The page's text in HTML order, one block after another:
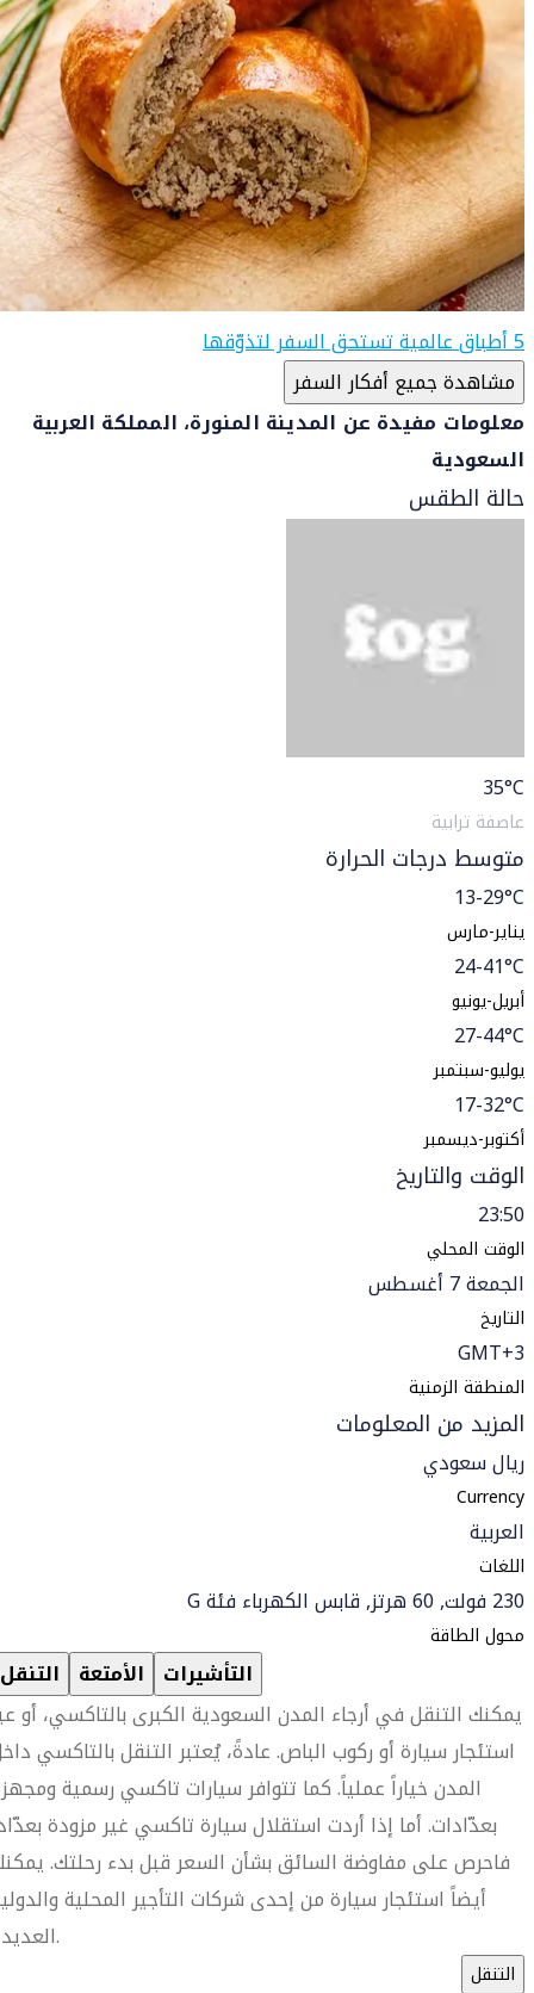
5 أطباق عالمية تستحق السفر لتذوّقها
مشاهدة جميع أفكار السفر
معلومات مفيدة عن المدينة المنورة، المملكة العربية
السعودية
حالة الطقس
35°C
عاصفة ترابية
متوسط درجات الحرارة
13-29°C
يناير-مارس
24-41°C
أبريل-يونيو
27-44°C
يوليو-سبتمبر
17-32°C
أكتوبر-ديسمبر
الوقت والتاريخ
23:50
الوقت المحلي
الجمعة 7 أغسطس
التاريخ
GMT+3
المنطقة الزمنية
المزيد من المعلومات
ريال سعودي
Currency
العربية
اللغات
230 فولت, 60 هرتز, قابس الكهرباء فئة G
محول الطاقة
التنقل الأمتعة التأشيرات
يمكنك التنقل في أرجاء المدن السعودية الكبرى بالتاكسي، أو
استئجار سيارة أو ركوب الباص. عادةً، يُعتبر التنقل بالتاكسي
المدن خياراً عملياً. كما تتوافر سيارات تاكسي رسمية
بعدّادات. أما إذا أردت استقلال سيارة تاكسي غير مزودة
فاحرص على مفاوضة السائق بشأن السعر قبل بدء رحلتك.
أيضاً استئجار سيارة من إحدى شركات التأجير المحلية
العديدة.
التنقل